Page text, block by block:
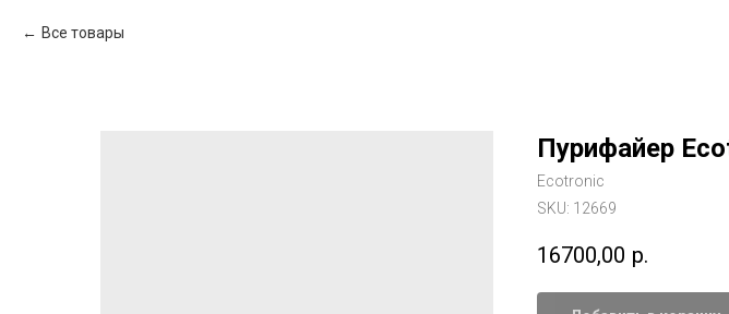
Все товары
Пурифайер
Ecotronic
SKU: 12669
16700,00 р.